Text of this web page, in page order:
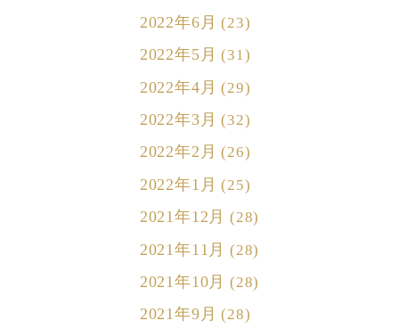
2022年6月 (23)
2022年5月 (31)
2022年4月 (29)
2022年3月 (32)
2022年2月 (26)
2022年1月 (25)
2021年12月 (28)
2021年11月 (28)
2021年10月 (28)
2021年9月 (28)